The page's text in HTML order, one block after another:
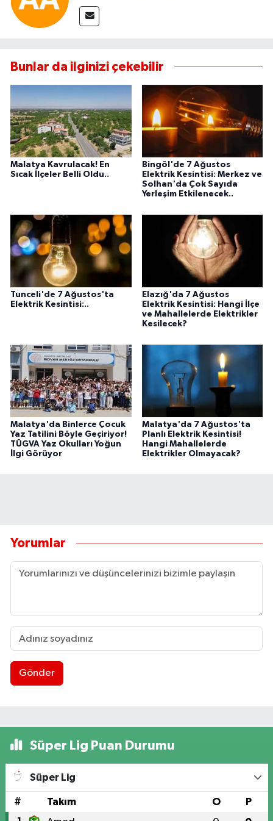
Bunlar da ilginizi çekebilir
Malatya Kavrulacak! En
Sıcak İlçeler Belli Oldu..
Bingöl'de 7 Ağustos
Elektrik Kesintisi: Merkez ve
Solhan'da Çok Sayıda
Yerleşim Etkilenecek..
Tunceli'de 7 Ağustos'ta
Elektrik Kesintisi:..
Elazığ'da 7 Ağustos
Elektrik Kesintisi: Hangi İlçe
ve Mahallelerde Elektrikler
Kesilecek?
Malatya'da Binlerce Çocuk
Yaz Tatilini Böyle Geçiriyor!
TÜGVA Yaz Okulları Yoğun
İlgi Görüyor
Malatya'da 7 Ağustos'ta
Planlı Elektrik Kesintisi!
Hangi Mahallelerde
Elektrikler Olmayacak?
Yorumlar
Gönder
Süper Lig Puan Durumu
Süper Lig
# Takım O P